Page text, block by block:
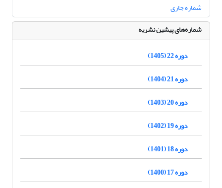
شماره جاری
شماره‌های پیشین نشریه
دوره 22 (1405)
دوره 21 (1404)
دوره 20 (1403)
دوره 19 (1402)
دوره 18 (1401)
دوره 17 (1400)